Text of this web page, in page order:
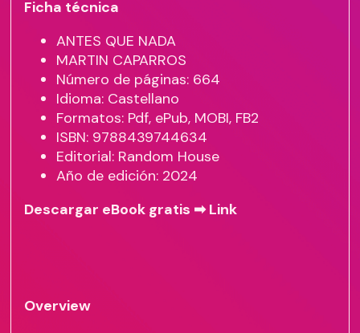
Ficha técnica
ANTES QUE NADA
MARTIN CAPARROS
Número de páginas: 664
Idioma: Castellano
Formatos: Pdf, ePub, MOBI, FB2
ISBN: 9788439744634
Editorial: Random House
Año de edición: 2024
Descargar eBook gratis ➡Link
Overview